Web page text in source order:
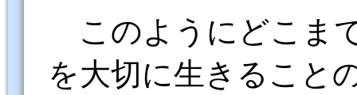
このようにどこま
を大切に生きること